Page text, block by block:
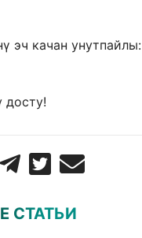
эч качан унутпайлы:
СТАТЬИ